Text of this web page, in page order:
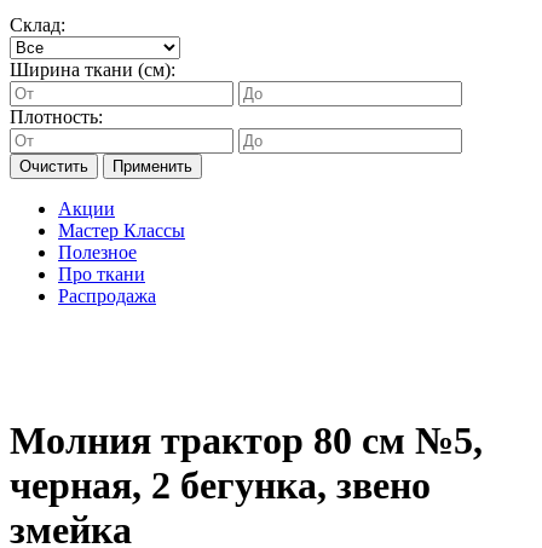
Склад:
Ширина ткани (см):
Плотность:
Очистить Применить
Акции
Мастер Классы
Полезное
Про ткани
Распродажа
Молния трактор 80 см №5,
черная, 2 бегунка, звено
змейка